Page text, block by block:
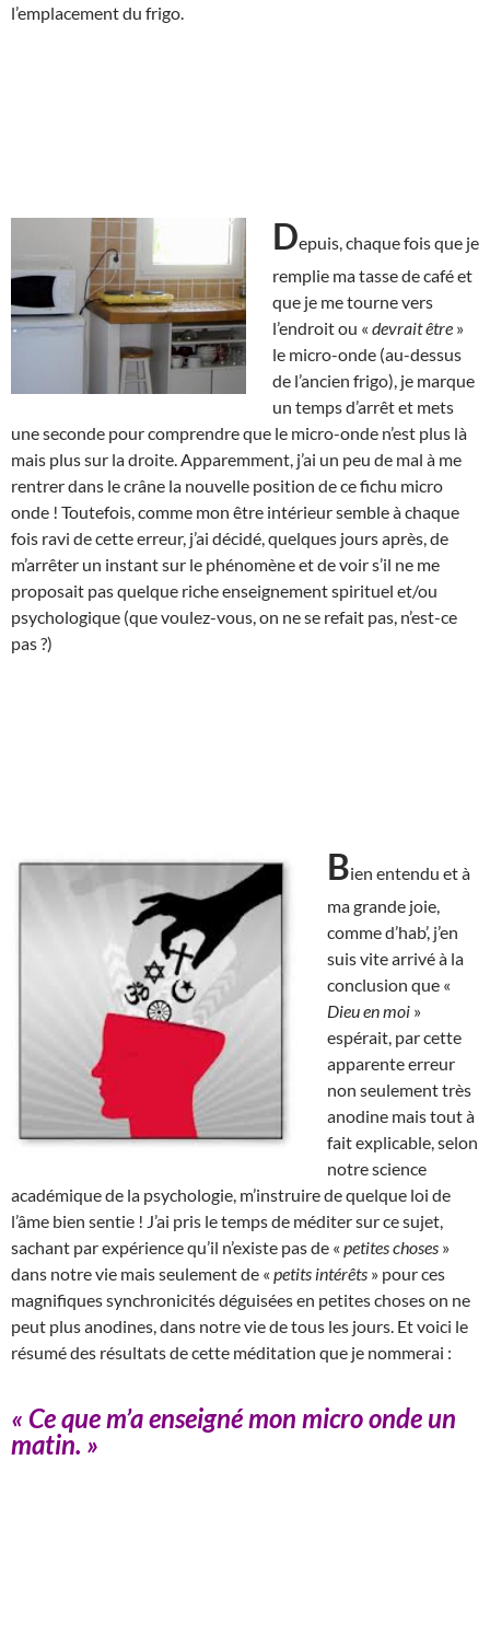
l’emplacement du frigo.
Depuis, chaque fois que je
remplie ma tasse de café et
que je me tourne vers
l’endroit ou « devrait être »
le micro-onde (au-dessus
de l’ancien frigo), je marque
un temps d’arrêt et mets
une seconde pour comprendre que le micro-onde n’est plus là
mais plus sur la droite. Apparemment, j’ai un peu de mal à me
rentrer dans le crâne la nouvelle position de ce fichu micro
onde ! Toutefois, comme mon être intérieur semble à chaque
fois ravi de cette erreur, j’ai décidé, quelques jours après, de
m’arrêter un instant sur le phénomène et de voir s’il ne me
proposait pas quelque riche enseignement spirituel et/ou
psychologique (que voulez-vous, on ne se refait pas, n’est-ce
pas ?)
Bien entendu et à
ma grande joie,
comme d’hab’, j’en
suis vite arrivé à la
conclusion que «
Dieu en moi »
espérait, par cette
apparente erreur
non seulement très
anodine mais tout à
fait explicable, selon
notre science
académique de la psychologie, m’instruire de quelque loi de
l’âme bien sentie ! J’ai pris le temps de méditer sur ce sujet,
sachant par expérience qu’il n’existe pas de « petites choses »
dans notre vie mais seulement de « petits intérêts » pour ces
magnifiques synchronicités déguisées en petites choses on ne
peut plus anodines, dans notre vie de tous les jours. Et voici le
résumé des résultats de cette méditation que je nommerai :
« Ce que m’a enseigné mon micro onde un
matin. »